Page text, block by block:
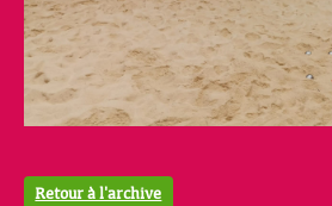
Retour à l'archive